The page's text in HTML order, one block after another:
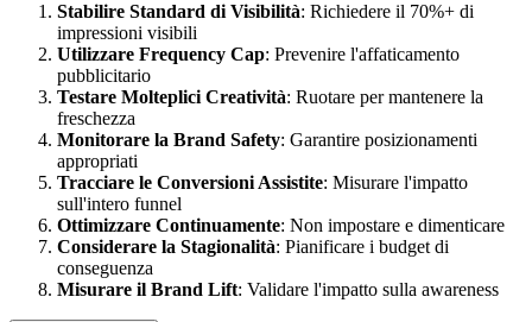
Stabilire Standard di Visibilità: Richiedere il 70%+ di
impressioni visibili
Utilizzare Frequency Cap: Prevenire l'affaticamento
pubblicitario
Testare Molteplici Creatività: Ruotare per mantenere la
freschezza
Monitorare la Brand Safety: Garantire posizionamenti
appropriati
Tracciare le Conversioni Assistite: Misurare l'impatto
sull'intero funnel
Ottimizzare Continuamente: Non impostare e dimenticare
Considerare la Stagionalità: Pianificare i budget di
conseguenza
Misurare il Brand Lift: Validare l'impatto sulla awareness